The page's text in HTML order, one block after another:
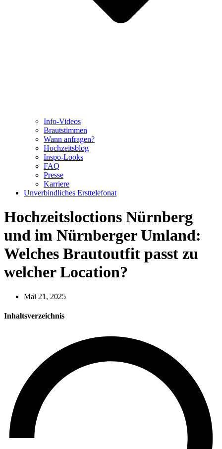
Info-Videos
Brautstimmen
Wann anfragen?
Hochzeitsblog
Inspo-Looks
FAQ
Presse
Karriere
Unverbindliches Ersttelefonat
Hochzeitsloctions Nürnberg
und im Nürnberger Umland:
Welches Brautoutfit passt zu
welcher Location?
Mai 21, 2025
Inhaltsverzeichnis